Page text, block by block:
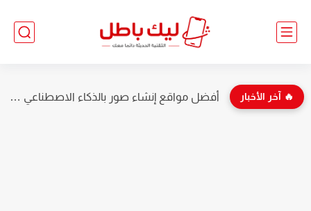
🔥 آخر الأخبار أفضل مواقع إنشاء صور بالذكاء الاصطناعي مجاناً 2026